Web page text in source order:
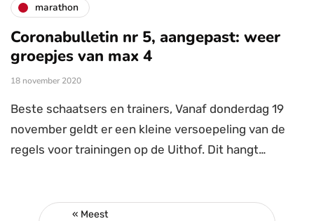
marathon
Coronabulletin nr 5, aangepast: weer
groepjes van max 4
18 november 2020
Beste schaatsers en trainers, Vanaf donderdag 19
november geldt er een kleine versoepeling van de
regels voor trainingen op de Uithof. Dit hangt…
« Meest